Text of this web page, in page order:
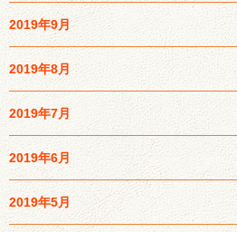
2019年9月
2019年8月
2019年7月
2019年6月
2019年5月